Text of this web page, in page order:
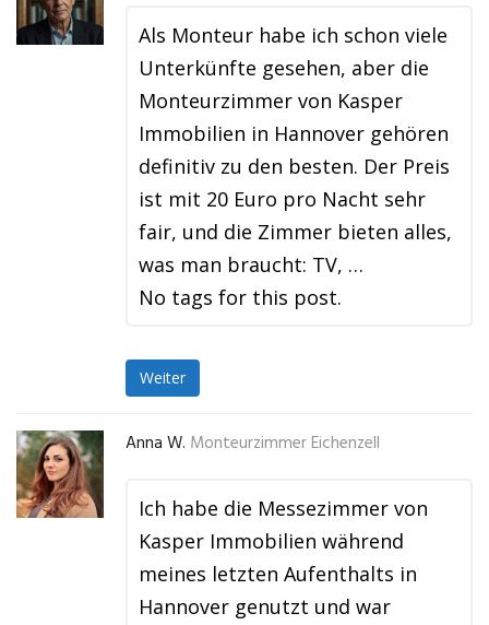
Als Monteur habe ich schon viele
Unterkünfte gesehen, aber die
Monteurzimmer von Kasper
Immobilien in Hannover gehören
definitiv zu den besten. Der Preis
ist mit 20 Euro pro Nacht sehr
fair, und die Zimmer bieten alles,
was man braucht: TV, …
No tags for this post.
Weiter
Anna W. Monteurzimmer Eichenzell
Ich habe die Messezimmer von
Kasper Immobilien während
meines letzten Aufenthalts in
Hannover genutzt und war